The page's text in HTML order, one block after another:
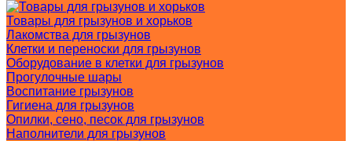
Товары для грызунов и хорьков
Лакомства для грызунов
Клетки и переноски для грызунов
Оборудование в клетки для грызунов
Прогулочные шары
Воспитание грызунов
Гигиена для грызунов
Опилки, сено, песок для грызунов
Наполнители для грызунов